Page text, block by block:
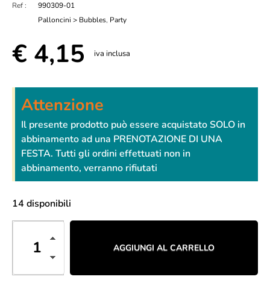
Ref :
990309-01
Palloncini > Bubbles, Party
€ 4,15 iva inclusa
Attenzione
Il presente prodotto può essere acquistato SOLO in
abbinamento ad una PRENOTAZIONE DI UNA
FESTA. Tutti gli ordini effettuati non in
abbinamento, verranno rifiutati
14 disponibili
AGGIUNGI AL CARRELLO